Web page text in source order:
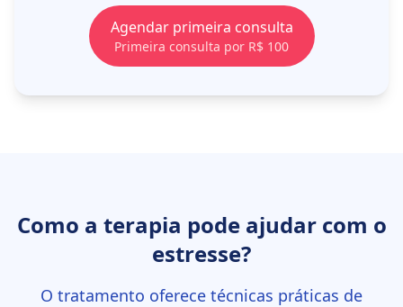
Agendar primeira consulta
Primeira consulta por R$ 100
Como a terapia pode ajudar com o
estresse?
O tratamento oferece técnicas práticas de